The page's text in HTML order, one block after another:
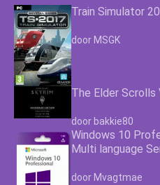
Train Simulator
Waardering
door MSGK
The Elder Scrolls
Waardering4.63
door bakkie80
Windows 10
Multi language
Waardering4.63
door Mvagtmae